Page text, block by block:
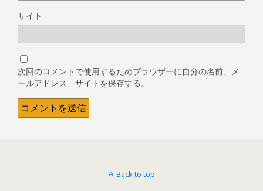
サイト
次回のコメントで使用するためブラウザーに自分の名前、メ
ールアドレス、サイトを保存する。
Back to top